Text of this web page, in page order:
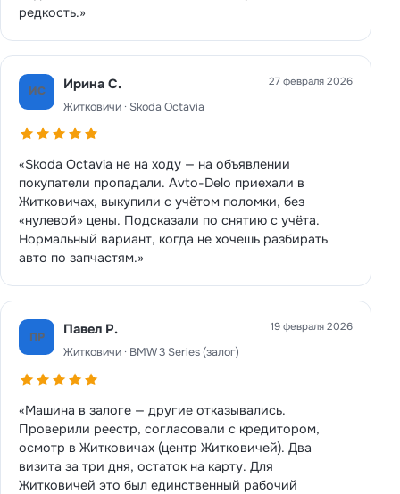
редкость.»
ИС Ирина С.
Житковичи · Skoda Octavia
27 февраля 2026
«Skoda Octavia не на ходу — на объявлении
покупатели пропадали. Avto-Delo приехали в
Житковичах, выкупили с учётом поломки, без
«нулевой» цены. Подсказали по снятию с учёта.
Нормальный вариант, когда не хочешь разбирать
авто по запчастям.»
ПР Павел Р.
Житковичи · BMW 3 Series (залог)
19 февраля 2026
«Машина в залоге — другие отказывались.
Проверили реестр, согласовали с кредитором,
осмотр в Житковичах (центр Житковичей). Два
визита за три дня, остаток на карту. Для
Житковичей это был единственный рабочий